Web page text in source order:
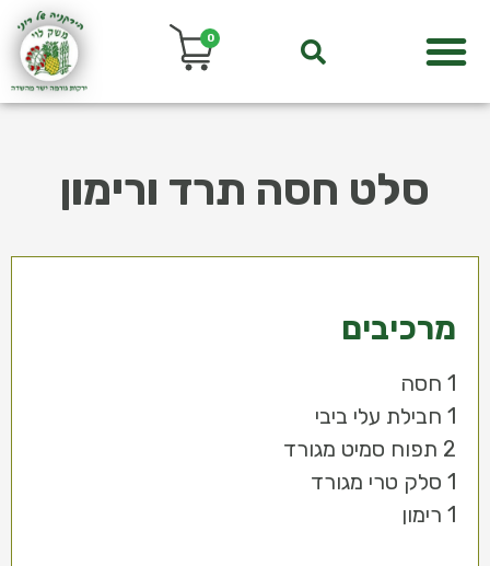
0
סלט חסה תרד ורימון
מרכיבים
1 חסה
1 חבילת עלי ביבי
2 תפוח סמיט מגורד
1 סלק טרי מגורד
1 רימון